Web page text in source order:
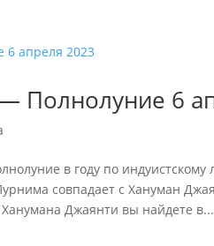
Полнолуние 6
в году по индуистскому
совпадает с Хануман
Джаянти вы найдете в...